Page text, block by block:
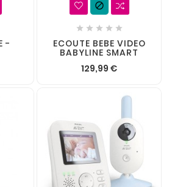
-

    
ECOUTE BEBE VIDEO
BABYLINE SMART
129,99 €